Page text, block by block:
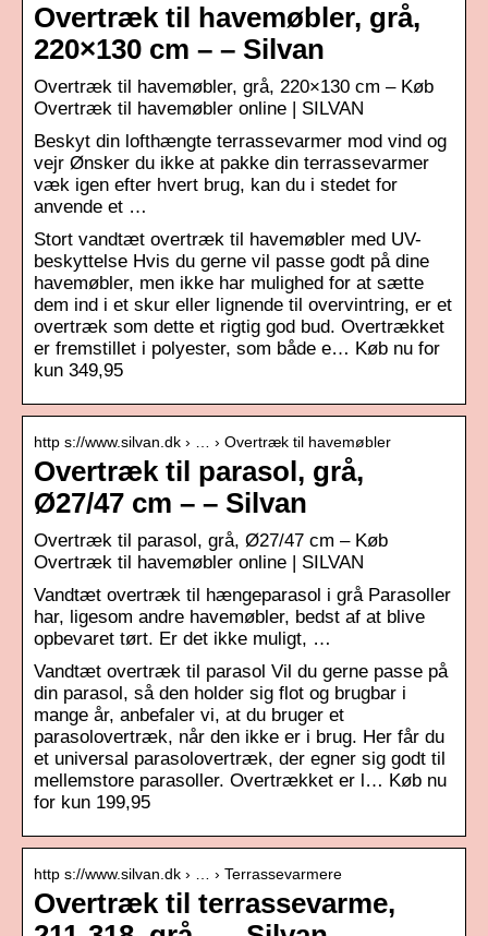
Overtræk til havemøbler, grå,
220×130 cm – – Silvan
Overtræk til havemøbler, grå, 220×130 cm – Køb
Overtræk til havemøbler online | SILVAN
Beskyt din lofthængte terrassevarmer mod vind og
vejr Ønsker du ikke at pakke din terrassevarmer
væk igen efter hvert brug, kan du i stedet for
anvende et …
Stort vandtæt overtræk til havemøbler med UV-
beskyttelse Hvis du gerne vil passe godt på dine
havemøbler, men ikke har mulighed for at sætte
dem ind i et skur eller lignende til overvintring, er et
overtræk som dette et rigtig god bud. Overtrækket
er fremstillet i polyester, som både e… Køb nu for
kun 349,95
http s://www.silvan.dk › … › Overtræk til havemøbler
Overtræk til parasol, grå,
Ø27/47 cm – – Silvan
Overtræk til parasol, grå, Ø27/47 cm – Køb
Overtræk til havemøbler online | SILVAN
Vandtæt overtræk til hængeparasol i grå Parasoller
har, ligesom andre havemøbler, bedst af at blive
opbevaret tørt. Er det ikke muligt, …
Vandtæt overtræk til parasol Vil du gerne passe på
din parasol, så den holder sig flot og brugbar i
mange år, anbefaler vi, at du bruger et
parasolovertræk, når den ikke er i brug. Her får du
et universal parasolovertræk, der egner sig godt til
mellemstore parasoller. Overtrækket er l… Køb nu
for kun 199,95
http s://www.silvan.dk › … › Terrassevarmere
Overtræk til terrassevarme,